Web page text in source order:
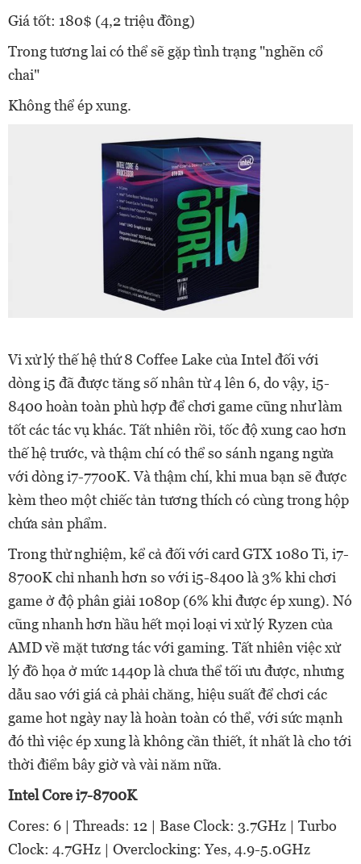
Giá tốt: 180$ (4,2 triệu đồng)
Trong tương lai có thể sẽ gặp tình trạng "nghẽn cổ
chai"
Không thể ép xung.
Vi xử lý thế hệ thứ 8 Coffee Lake của Intel đối với
dòng i5 đã được tăng số nhân từ 4 lên 6, do vậy, i5-
8400 hoàn toàn phù hợp để chơi game cũng như làm
tốt các tác vụ khác. Tất nhiên rồi, tốc độ xung cao hơn
thế hệ trước, và thậm chí có thể so sánh ngang ngửa
với dòng i7-7700K. Và thậm chí, khi mua bạn sẽ được
kèm theo một chiếc tản tương thích có cùng trong hộp
chứa sản phẩm.
Trong thử nghiệm, kể cả đối với card GTX 1080 Ti, i7-
8700K chỉ nhanh hơn so với i5-8400 là 3% khi chơi
game ở độ phân giải 1080p (6% khi được ép xung). Nó
cũng nhanh hơn hầu hết mọi loại vi xử lý Ryzen của
AMD về mặt tương tác với gaming. Tất nhiên việc xử
lý đồ họa ở mức 1440p là chưa thể tối ưu được, nhưng
dẫu sao với giá cả phải chăng, hiệu suất để chơi các
game hot ngày nay là hoàn toàn có thể, với sức mạnh
đó thì việc ép xung là không cần thiết, ít nhất là cho tới
thời điểm bây giờ và vài năm nữa.
Intel Core i7-8700K
Cores: 6 | Threads: 12 | Base Clock: 3.7GHz | Turbo
Clock: 4.7GHz | Overclocking: Yes, 4.9-5.0GHz